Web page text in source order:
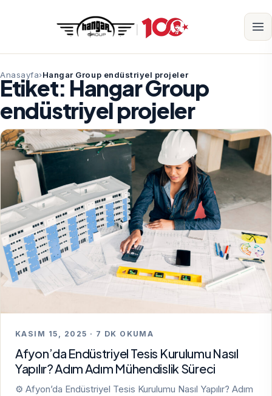
Anasayfa Hangar Group endüstriyel projeler
Etiket: Hangar Group
endüstriyel projeler
KASIM 15, 2025 · 7 DK OKUMA
Afyon’da Endüstriyel Tesis Kurulumu Nasıl
Yapılır? Adım Adım Mühendislik Süreci
⚙️ Afyon’da Endüstriyel Tesis Kurulumu Nasıl Yapılır? Adım